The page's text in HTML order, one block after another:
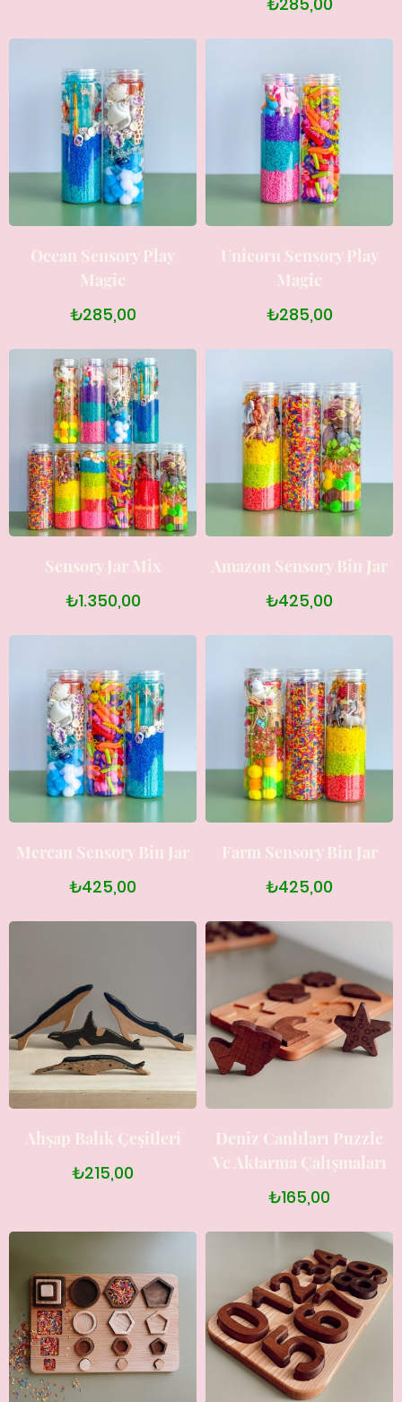
Ocean Sensory Play
Magic
₺285,00
Unicorn Sensory Play
Magic
₺285,00
Sensory Jar Mix
₺1.350,00
Amazon Sensory Bin Jar
₺425,00
Mercan Sensory Bin Jar
₺425,00
Farm Sensory Bin Jar
₺425,00
Ahşap Balık Çeşitleri
₺215,00
Deniz Canlıları Puzzle
Ve Aktarma Çalışmaları
₺165,00